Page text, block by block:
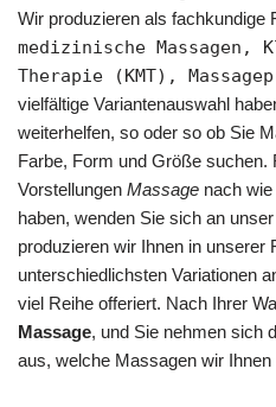
Wir produzieren als fachkundige
medizinische Massagen,
Therapie (KMT),
vielfältige Variantenauswahl
weiterhelfen, so oder so ob Sie
Farbe, Form und Größe suchen.
Vorstellungen Massage nach
haben, wenden Sie sich an
produzieren wir Ihnen in unserer
unterschiedlichsten Variationen
viel Reihe offeriert. Nach Ihrer
Massage, und Sie nehmen sich
aus, welche Massagen wir Ihnen